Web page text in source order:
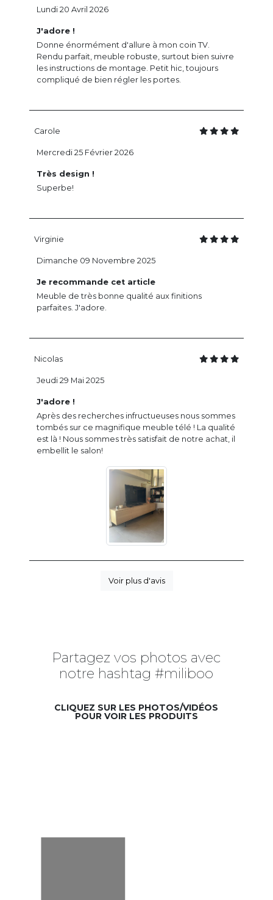
J'adore !
Donne énormément d'allure à mon coin TV.
Rendu parfait, meuble robuste, surtout bien suivre
les instructions de montage. Petit hic, toujours
compliqué de bien régler les portes.
Lundi 20 Avril 2026
Carole
Très design !
Superbe!
Mercredi 25 Février 2026
Virginie
Je recommande cet article
Meuble de très bonne qualité aux finitions
parfaites. J'adore.
Dimanche 09 Novembre 2025
Nicolas
J'adore !
Après des recherches infructueuses nous sommes
tombés sur ce magnifique meuble télé ! La qualité
est là ! Nous sommes très satisfait de notre achat, il
embellit le salon!
Jeudi 29 Mai 2025
Voir plus d'avis
Partagez vos photos avec
notre hashtag #miliboo
CLIQUEZ SUR LES PHOTOS/VIDÉOS
POUR VOIR LES PRODUITS